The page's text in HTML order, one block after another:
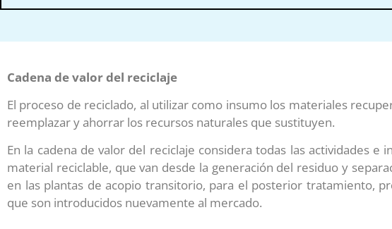
Cadena de valor del reciclaje
El proceso de reciclado, al utilizar como insumo los materiales
reemplazar y ahorrar los recursos naturales que sustituyen.
En la cadena de valor del reciclaje considera todas las actividades
material reciclable, que van desde la generación del residuo y
en las plantas de acopio transitorio, para el posterior tratamiento,
que son introducidos nuevamente al mercado.